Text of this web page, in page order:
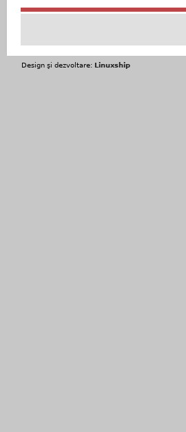
Design şi dezvoltare: Linuxship